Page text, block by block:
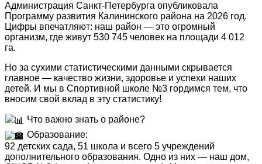
Современное пятиборье
Спортивная гимнастика
Фехтование
Фристайл
НАБОР
Документы по спортивной подготовке
Малый бассейн
Группа «Веселый лягушонок»
Группа «Мать и дитя»
Группа «Начальной подготовки»
Группа «Русалочка»
Индивидуальные занятия
Администрация Санкт-Петербурга опубликовала
Программу развития Калининского района на 2026 год.
Цифры впечатляют: наш район — это огромный
организм, где живут 530 745 человек на площади 4 012
га.
Но за сухими статистическими данными скрывается
главное — качество жизни, здоровье и успехи наших
детей. И мы в Спортивной школе №3 гордимся тем, что
вносим свой вклад в эту статистику!
Что важно знать о районе?
Образование:
92 детских сада, 51 школа и всего 5 учреждений
дополнительного образования. Одно из них — наш дом,